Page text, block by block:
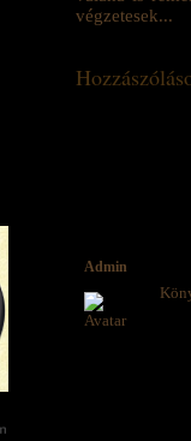
végzetesek...
Admin